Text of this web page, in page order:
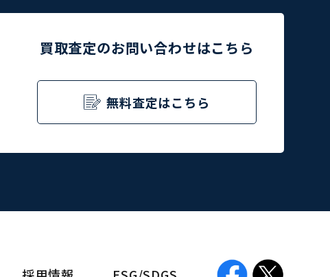
買取査定のお問い合わせはこちら
無料査定はこちら